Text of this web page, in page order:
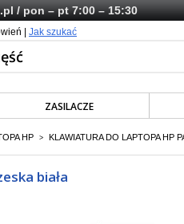
/ pon – pt 7:00 – 15:30
| Jak szukać
ZASILACZE
HP > KLAWIATURA DO LAPTOPA HP
biała